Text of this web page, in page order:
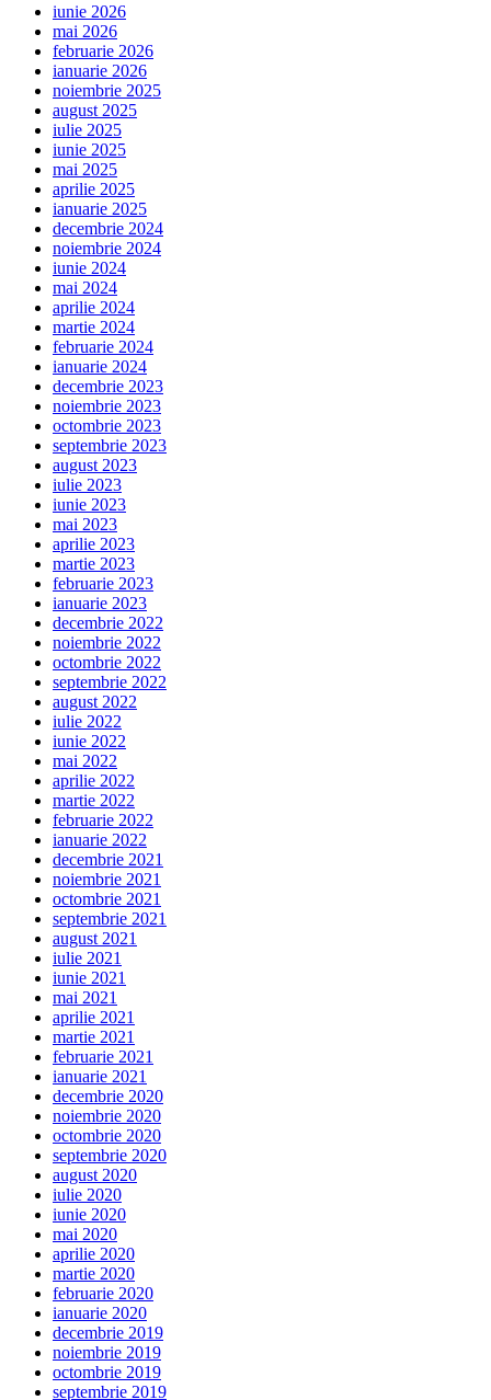
iunie 2026
mai 2026
februarie 2026
ianuarie 2026
noiembrie 2025
august 2025
iulie 2025
iunie 2025
mai 2025
aprilie 2025
ianuarie 2025
decembrie 2024
noiembrie 2024
iunie 2024
mai 2024
aprilie 2024
martie 2024
februarie 2024
ianuarie 2024
decembrie 2023
noiembrie 2023
octombrie 2023
septembrie 2023
august 2023
iulie 2023
iunie 2023
mai 2023
aprilie 2023
martie 2023
februarie 2023
ianuarie 2023
decembrie 2022
noiembrie 2022
octombrie 2022
septembrie 2022
august 2022
iulie 2022
iunie 2022
mai 2022
aprilie 2022
martie 2022
februarie 2022
ianuarie 2022
decembrie 2021
noiembrie 2021
octombrie 2021
septembrie 2021
august 2021
iulie 2021
iunie 2021
mai 2021
aprilie 2021
martie 2021
februarie 2021
ianuarie 2021
decembrie 2020
noiembrie 2020
octombrie 2020
septembrie 2020
august 2020
iulie 2020
iunie 2020
mai 2020
aprilie 2020
martie 2020
februarie 2020
ianuarie 2020
decembrie 2019
noiembrie 2019
octombrie 2019
septembrie 2019